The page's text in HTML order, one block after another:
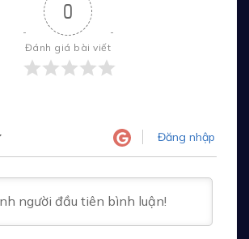
Tập 35 Tập 36
Tập 38 Tập 39
Tập 42
Tập 44 Tập 45
Tập 47 Tập 48
0
Đánh giá bài viết
Đăng nhập